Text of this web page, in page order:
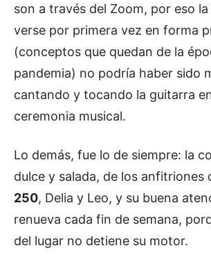
son a través del Zoom, por eso
verse por primera vez en forma
(conceptos que quedan de la
pandemia) no podría haber sido
cantando y tocando la guitarra
ceremonia musical.
Lo demás, fue lo de siempre: la
dulce y salada, de los anfitriones
250, Delia y Leo, y su buena
renueva cada fin de semana,
del lugar no detiene su motor.